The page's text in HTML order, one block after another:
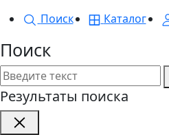
Поиск
Каталог
Поиск
Результаты поиска